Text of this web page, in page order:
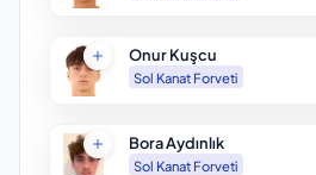
Onur Kuşcu
Sol Kanat Forveti
Bora Aydınlık
Sol Kanat Forveti